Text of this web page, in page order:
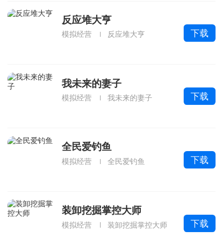
反应堆大亨
模拟经营 反应堆大亨 下载
我未来的妻子
模拟经营 我未来的妻子 下载
全民爱钓鱼
模拟经营 全民爱钓鱼 下载
装卸挖掘掌控大师
模拟经营 装卸挖掘掌控大师 下载